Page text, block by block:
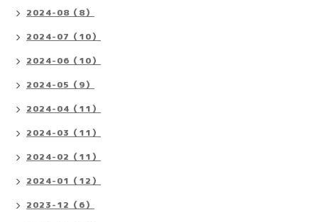
2024-08（8）
2024-07（10）
2024-06（10）
2024-05（9）
2024-04（11）
2024-03（11）
2024-02（11）
2024-01（12）
2023-12（6）